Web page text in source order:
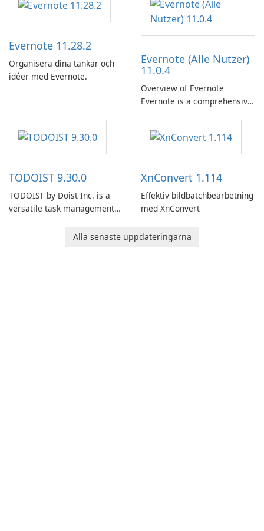
Evernote 11.28.2
Organisera dina tankar och
idéer med Evernote.
Evernote (Alle Nutzer)
11.0.4
Overview of Evernote
Evernote is a comprehensive
users capture, organize, and
access information across
TODOIST 9.30.0
TODOIST by Doist Inc. is a
versatile task management
individuals and teams
XnConvert 1.114
Effektiv bildbatchbearbetning
med XnConvert
Alla senaste uppdateringarna